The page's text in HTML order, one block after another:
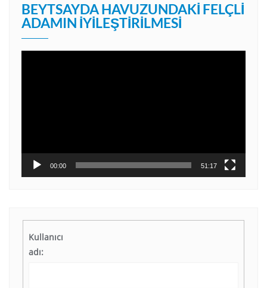
BEYTSAYDA HAVUZUNDAKI FELÇLI
ADAMIN İYILEŞTIRILMESI
00:00 51:17
Kullanıcı
adı: